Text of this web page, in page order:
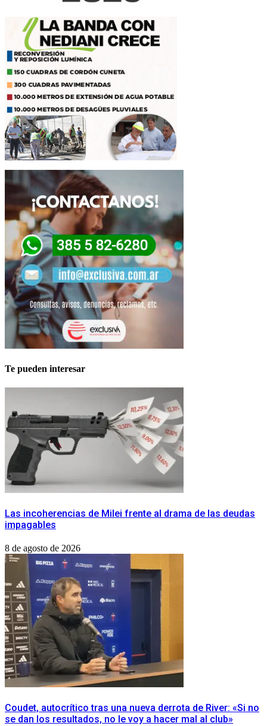
Te pueden interesar
Las incoherencias de Milei frente al drama de las deudas
impagables
8 de agosto de 2026
Coudet, autocrítico tras una nueva derrota de River: «Si no
se dan los resultados, no le voy a hacer mal al club»